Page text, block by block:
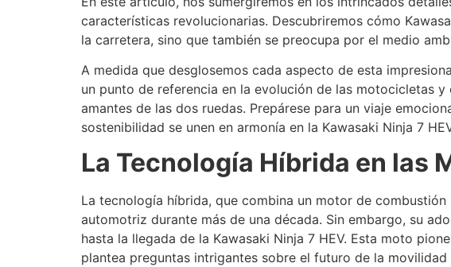
características revolucionarias. Descubriremos cómo
la carretera, sino que también se preocupa por el medio
A medida que desglosemos cada aspecto de esta
un punto de referencia en la evolución de las motocicletas
amantes de las dos ruedas. Prepárese para un viaje
sostenibilidad se unen en armonía en la Kawasaki Ninja 7
La Tecnología Híbrida en las
La tecnología híbrida, que combina un motor de
automotriz durante más de una década. Sin embargo, su
hasta la llegada de la Kawasaki Ninja 7 HEV. Esta moto
plantea preguntas intrigantes sobre el futuro de la